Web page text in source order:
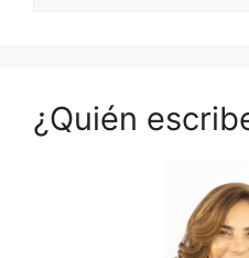
¿Quién